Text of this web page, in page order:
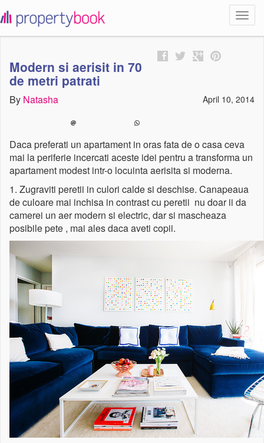
propertybook
Modern si aerisit in 70
de metri patrati
April 10, 2014
By Natasha
Daca preferati un apartament in oras fata de o casa ceva
mai la periferie incercati aceste idei pentru a transforma un
apartament modest intr-o locuinta aerisita si moderna.
1. Zugraviti peretii in culori calde si deschise. Canapeaua
de culoare mai inchisa in contrast cu peretii nu doar ii da
camerei un aer modern si electric, dar si mascheaza
posibile pete , mai ales daca aveti copii.